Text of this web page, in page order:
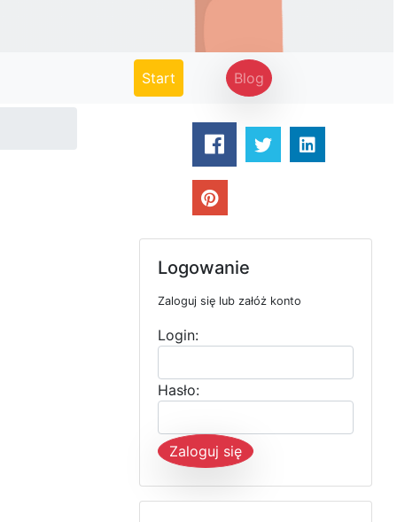
Start (current) Blog
Logowanie
Zaloguj się lub załóż konto
Login:
Hasło:
Zaloguj się